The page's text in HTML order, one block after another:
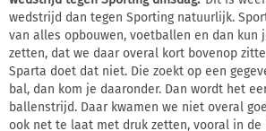
wedstrijd dan tegen Sporting natuurlijk.
van alles opbouwen, voetballen en dan kun
zetten, dat we daar overal kort bovenop
Sparta doet dat niet. Die zoekt op een
bal, dan kom je daaronder. Dan wordt het
ballenstrijd. Daar kwamen we niet overal
ook net te laat met druk zetten, vooral in de